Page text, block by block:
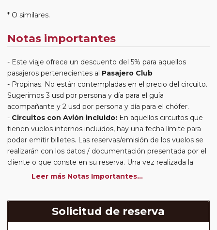
* O similares.
Notas importantes
Este viaje ofrece un descuento del 5% para aquellos
pasajeros pertenecientes al Pasajero Club
Propinas. No están contempladas en el precio del circuito.
Sugerimos 3 usd por persona y día para el guía
acompañante y 2 usd por persona y día para el chófer.
Circuitos con Avión incluido: En aquellos circuitos que
tienen vuelos internos incluidos, hay una fecha límite para
poder emitir billetes. Las reservas/emisión de los vuelos se
realizarán con los datos / documentación presentada por el
cliente o que conste en su reserva. Una vez realizada la
reserva y emitido el billete, un error posterior en el nombre
billete. No nos responsabilizaremos de los gastos
generados de cancelación y nueva emisión. Hacer una
Leer más Notas Importantes...
Solicitud de reserva